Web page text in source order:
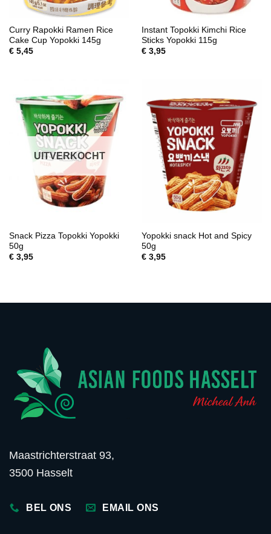
Curry Rapokki Ramen Rice
Cake Cup Yopokki 145g
€5,45
Instant Topokki Kimchi Rice
Sticks Yopokki 115g
€3,95
UITVERKOCHT
Snack Pizza Topokki Yopokki
50g
€3,95
Yopokki snack Hot and Spicy
50g
€3,95
Maastrichterstraat 93,
3500 Hasselt
BEL ONS EMAIL ONS